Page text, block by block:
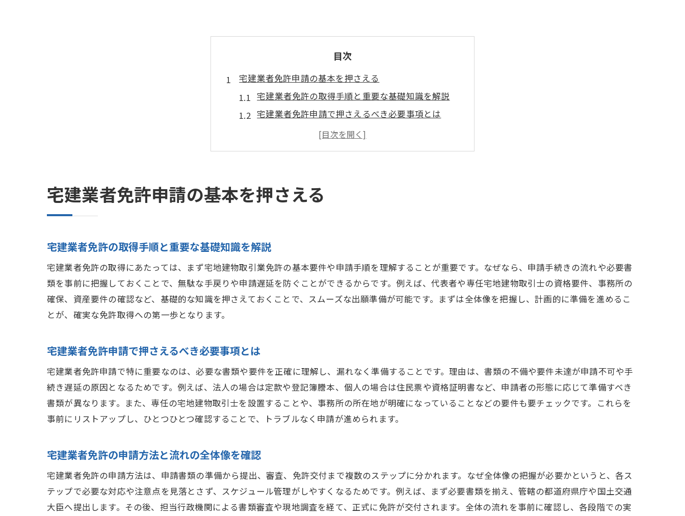
目次
宅建業者免許申請の基本を押さえる
宅建業者免許の取得手順と重要な基礎知識を解説
宅建業者免許申請で押さえるべき必要事項とは
宅建業者免許の申請方法と流れの全体像を確認
宅地建物取引業免許取得に必要な条件や準備
宅建業者免許でよくある疑問や申請期限も把握
申請書類準備で失敗しないコツを解説
宅建業者免許書類の準備で押さえる手順まとめ
宅建業者免許申請時の証明書類や注意点を解説
宅建業者免許申請の流れをステップごとに解説
宅建業者免許申請から取得までの期間を把握
宅建業者免許のスケジュール管理と審査の流れ
宅地建物取引業免許手続きの最新動向を紹介
知事免許と大臣免許の違いに注目する
宅建業者免許の知事免許と大臣免許の違いとは
宅建業者免許申請時に選ぶべき免許区分を解説
宅建業者免許の申請先と必要書類の違いを整理
宅建業者免許申請の基本を押さえる
宅建業者免許の取得手順と重要な基礎知識を解説
宅建業者免許の取得にあたっては、まず宅地建物取引業免許の基本要件や申請手順を理解することが重要です。なぜなら、申請手続きの流れや必要書
類を事前に把握しておくことで、無駄な手戻りや申請遅延を防ぐことができるからです。例えば、代表者や専任宅地建物取引士の資格要件、事務所の
確保、資産要件の確認など、基礎的な知識を押さえておくことで、スムーズな出願準備が可能です。まずは全体像を把握し、計画的に準備を進めるこ
とが、確実な免許取得への第一歩となります。
宅建業者免許申請で押さえるべき必要事項とは
宅建業者免許申請で特に重要なのは、必要な書類や要件を正確に理解し、漏れなく準備することです。理由は、書類の不備や要件未達が申請不可や手
続き遅延の原因となるためです。例えば、法人の場合は定款や登記簿謄本、個人の場合は住民票や資格証明書など、申請者の形態に応じて準備すべき
書類が異なります。また、専任の宅地建物取引士を設置することや、事務所の所在地が明確になっていることなどの要件も要チェックです。これらを
事前にリストアップし、ひとつひとつ確認することで、トラブルなく申請が進められます。
宅建業者免許の申請方法と流れの全体像を確認
宅建業者免許の申請方法は、申請書類の準備から提出、審査、免許交付まで複数のステップに分かれます。なぜ全体像の把握が必要かというと、各ス
テップで必要な対応や注意点を見落とさず、スケジュール管理がしやすくなるためです。例えば、まず必要書類を揃え、管轄の都道府県庁や国土交通
大臣へ提出します。その後、担当行政機関による書類審査や現地調査を経て、正式に免許が交付されます。全体の流れを事前に確認し、各段階での実